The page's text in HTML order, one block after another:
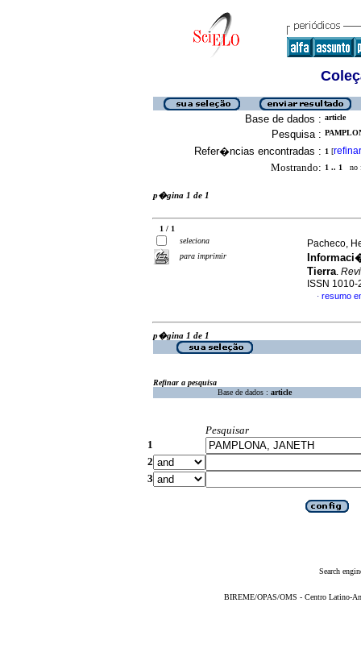
Base de dados : article
Pesquisa :
Refer�ncias encontradas : 1 [refinar
Mostrando: 1 .. 1 no
p�gina 1 de 1
1 / 1
seleciona
para imprimir
Pacheco,
Tierra.
ISSN 1010-
· resumo
p�gina 1 de 1
Refinar a pesquisa
Base de dados : article
Pesquisar
1
2
3
Search
BIREME/OPAS/OMS - Centro Latino-